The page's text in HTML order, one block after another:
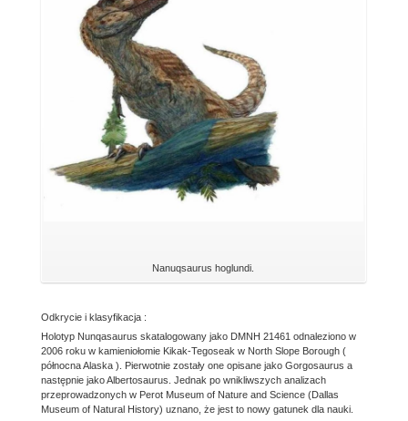
Nanuqsaurus hoglundi.
Odkrycie i klasyfikacja :
Holotyp Nunqasaurus skatalogowany jako DMNH 21461 odnaleziono w
2006 roku w kamieniołomie Kikak-Tegoseak w North Slope Borough (
północna Alaska ). Pierwotnie zostały one opisane jako Gorgosaurus a
następnie jako Albertosaurus. Jednak po wnikliwszych analizach
przeprowadzonych w Perot Museum of Nature and Science (Dallas
Museum of Natural History) uznano, że jest to nowy gatunek dla nauki.